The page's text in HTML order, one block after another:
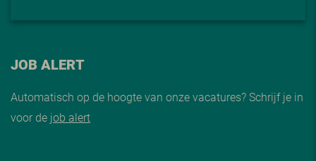
JOB ALERT
Automatisch op de hoogte van onze vacatures? Schrijf je in
voor de job alert